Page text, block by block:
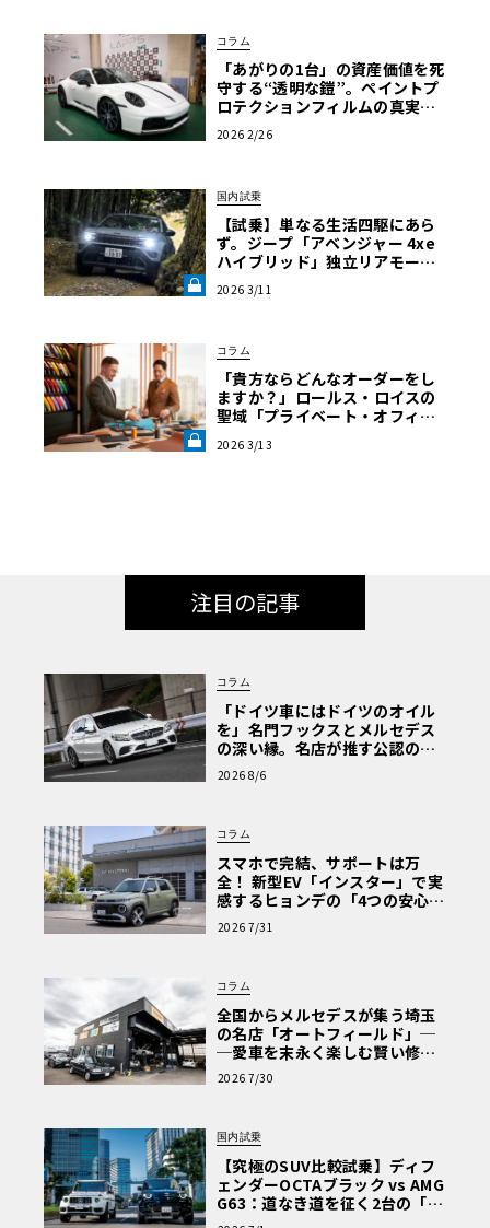
コラム
「あがりの1台」の資産価値を死
守する“透明な鎧”。ペイントプ
ロテクションフィルムの真実
「正解」
2026 2/26
国内試乗
【試乗】単なる生活四駆にあら
ず。ジープ「アベンジャー 4xe
ハイブリッド」独立リアモータ
物”の真価《LE VOLANT LAB》
2026 3/11
コラム
「貴方ならどんなオーダーをし
ますか？」――ロールス・ロイスの
聖域「プライベート・オフィ
ザイナーらが語る、“作品”を創
2026 3/13
注目の記事
コラム
「ドイツ車にはドイツのオイル
を」名門フックスとメルセデス
の深い縁。名店が推す公認の安
心と、Cクラスで味わうシルキー
な走り〈PR〉
2026 8/6
コラム
スマホで完結、サポートは万
全！ 新型EV「インスター」で実
感するヒョンデの「4つの安心」
【第1回・ヒョンデ6つの疑問：
Why? Hyundai?】〈PR〉
2026 7/31
コラム
全国からメルセデスが集う埼玉
の名店「オートフィールド」─
─愛車を末永く楽しむ賢い修理
術と、プロがフックス製オイル
を選ぶ理由〈PR〉
2026 7/30
国内試乗
【究極のSUV比較試乗】ディフ
ェンダーOCTAブラック vs AMG
G63：道なき道を征く2台の「対
極的アプローチ」